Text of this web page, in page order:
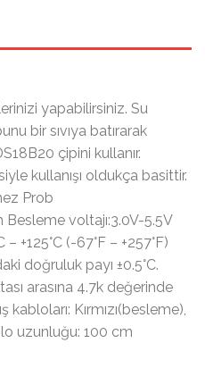
yapabilirsiniz. Su
bir sıvıya batırarak
çipini kullanır.
kullanışı oldukça basittir.
Prob
voltajı:3.0V-5.5V
– +125°C (-67°F – +257°F)
doğruluk payı ±0.5°C.
arasına 4.7k değerinde
kabloları: Kırmızı(besleme),
uzunluğu: 100 cm